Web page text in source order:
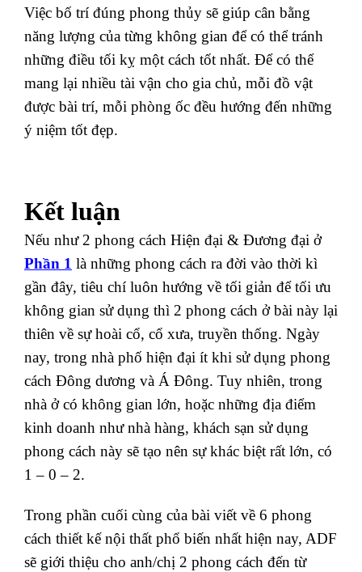
Việc bố trí đúng phong thủy sẽ giúp cân bằng
năng lượng của từng không gian để có thể tránh
những điều tối kỵ một cách tốt nhất. Để có thể
mang lại nhiều tài vận cho gia chủ, mỗi đồ vật
được bài trí, mỗi phòng ốc đều hướng đến những
ý niệm tốt đẹp.
Kết luận
Nếu như 2 phong cách Hiện đại & Đương đại ở
Phần 1 là những phong cách ra đời vào thời kì
gần đây, tiêu chí luôn hướng về tối giản để tối ưu
không gian sử dụng thì 2 phong cách ở bài này lại
thiên về sự hoài cổ, cổ xưa, truyền thống. Ngày
nay, trong nhà phố hiện đại ít khi sử dụng phong
cách Đông dương và Á Đông. Tuy nhiên, trong
nhà ở có không gian lớn, hoặc những địa điểm
kinh doanh như nhà hàng, khách sạn sử dụng
phong cách này sẽ tạo nên sự khác biệt rất lớn, có
1 – 0 – 2.
Trong phần cuối cùng của bài viết về 6 phong
cách thiết kế nội thất phổ biến nhất hiện nay, ADF
sẽ giới thiệu cho anh/chị 2 phong cách đến từ